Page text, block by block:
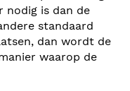
nodig is dan de
standaard
dan wordt de
waarop de